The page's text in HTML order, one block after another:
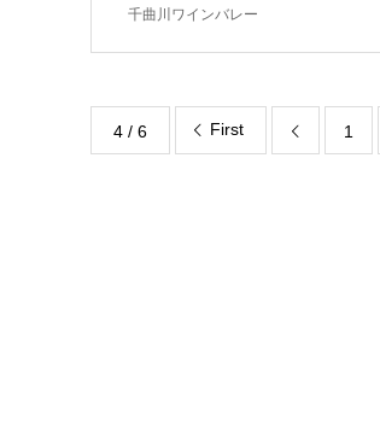
千曲川ワインバレー
4 / 6 First  1